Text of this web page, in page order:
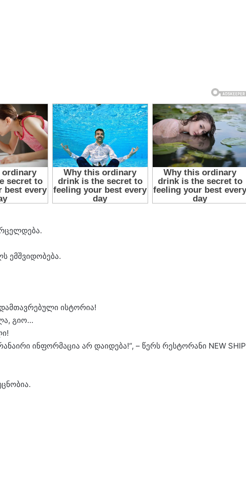
ემშვიდობება.
ისტორია!
გიო…
ინფორმაცია არ დაიდება!“, – წერს რესტორანი NEW SHIP